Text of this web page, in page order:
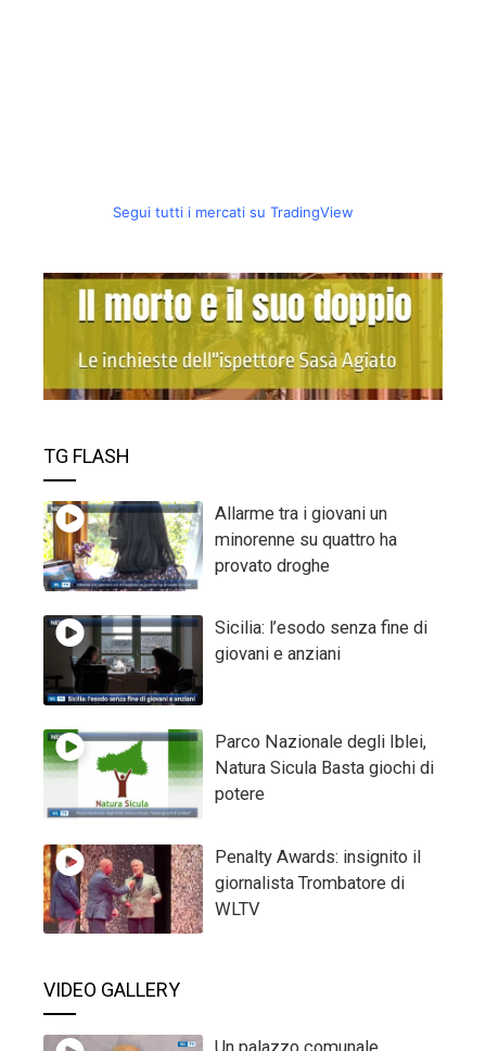
Segui tutti i mercati su TradingView
TG FLASH
Allarme tra i giovani un
minorenne su quattro ha
provato droghe
Sicilia: l’esodo senza fine di
giovani e anziani
Parco Nazionale degli Iblei,
Natura Sicula Basta giochi di
potere
Penalty Awards: insignito il
giornalista Trombatore di
WLTV
VIDEO GALLERY